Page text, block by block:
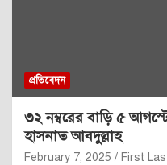
প্রতিবেদন
৩২ নম্বরের বাড়ি ৫
হাসনাত আবদুল্লাহ
February 7, 2025 First